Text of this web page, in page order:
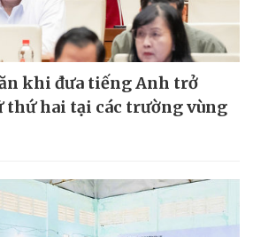
khi đưa tiếng Anh trở
thứ hai tại các trường vùng